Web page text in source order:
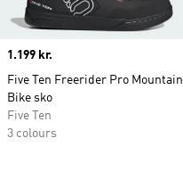
Price
1.199 kr.
Five Ten Freerider Pro Mountain
Bike sko
Five Ten
3 colours